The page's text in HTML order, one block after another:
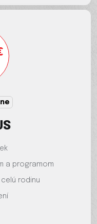
a programom
rodinu